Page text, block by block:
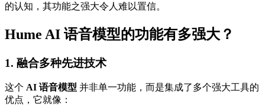
的认知，其功能之强大令人难以置信。
Hume AI 语音模型的功能有多强大？
1. 融合多种先进技术
这个 AI 语音模型 并非单一功能，而是集成了多个强大工具的
优点，它就像：